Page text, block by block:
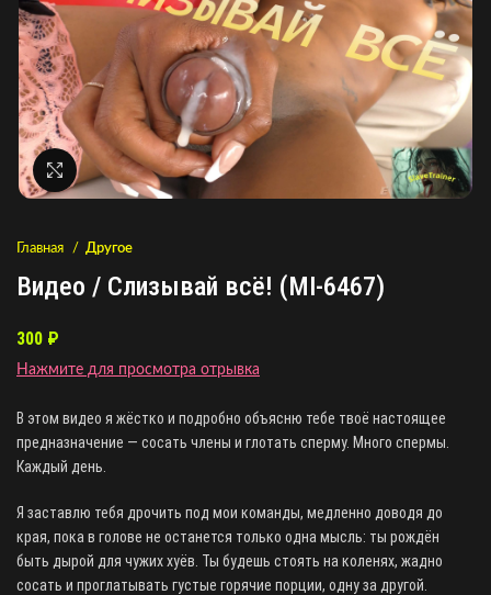
Нажмите, чтобы увеличить
Главная Другое
Видео / Слизывай всё! (MI-6467)
300 ₽
Нажмите для просмотра отрывка
В этом видео я жёстко и подробно объясню тебе твоё настоящее
предназначение — сосать члены и глотать сперму. Много спермы.
Каждый день.
Я заставлю тебя дрочить под мои команды, медленно доводя до
края, пока в голове не останется только одна мысль: ты рождён
быть дырой для чужих хуёв. Ты будешь стоять на коленях, жадно
сосать и проглатывать густые горячие порции, одну за другой.